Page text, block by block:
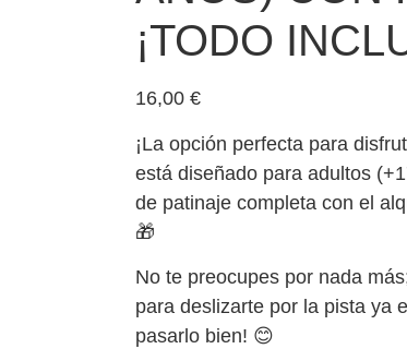
¡TODO
16,00 €
¡La opción perfecta para
está diseñado para adultos
de patinaje completa con el
🎁
No te preocupes por nada
para deslizarte por la pista ya
pasarlo bien! 😊